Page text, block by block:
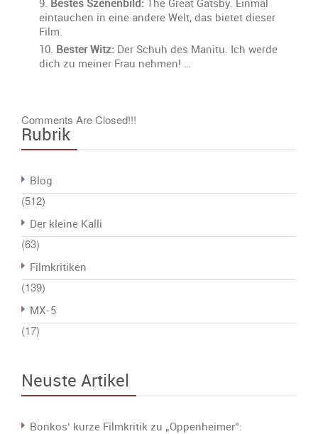
Bestes Szenenbild: The Great Gatsby. Einmal
eintauchen in eine andere Welt, das bietet dieser
Film.
Bester Witz: Der Schuh des Manitu. Ich werde
dich zu meiner Frau nehmen! …
Comments Are Closed!!!
Rubrik
Blog
(512)
Der kleine Kalli
(63)
Filmkritiken
(139)
MX-5
(17)
Neuste Artikel
Bonkos‘ kurze Filmkritik zu „Oppenheimer“: